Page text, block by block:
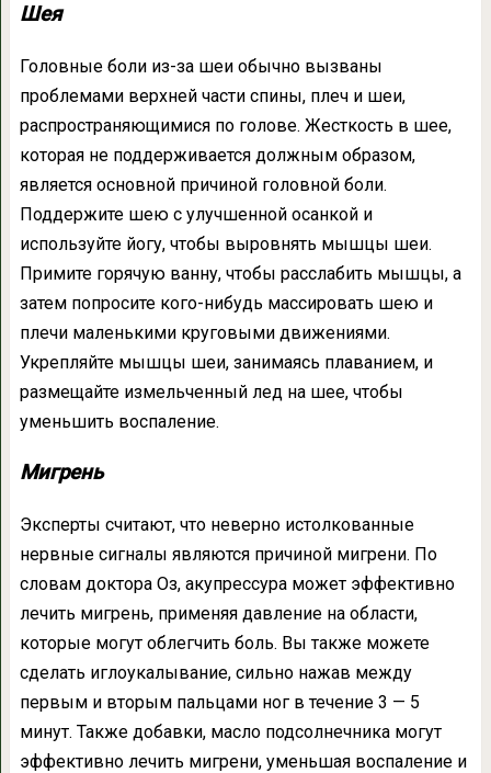
Шея
Головные боли из-за шеи обычно вызваны
проблемами верхней части спины, плеч и шеи,
распространяющимися по голове. Жесткость в шее,
которая не поддерживается должным образом,
является основной причиной головной боли.
Поддержите шею с улучшенной осанкой и
используйте йогу, чтобы выровнять мышцы шеи.
Примите горячую ванну, чтобы расслабить мышцы, а
затем попросите кого-нибудь массировать шею и
плечи маленькими круговыми движениями.
Укрепляйте мышцы шеи, занимаясь плаванием, и
размещайте измельченный лед на шее, чтобы
уменьшить воспаление.
Мигрень
Эксперты считают, что неверно истолкованные
нервные сигналы являются причиной мигрени. По
словам доктора Оз, акупрессура может эффективно
лечить мигрень, применяя давление на области,
которые могут облегчить боль. Вы также можете
сделать иглоукалывание, сильно нажав между
первым и вторым пальцами ног в течение 3 — 5
минут. Также добавки, масло подсолнечника могут
эффективно лечить мигрени, уменьшая воспаление и